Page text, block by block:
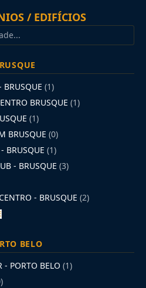
/ EDIFÍCIOS
(1)
BRUSQUE (1)
(1)
BRUSQUE (0)
BRUSQUE (1)
- BRUSQUE (3)
- BRUSQUE (2)
BELO
- PORTO BELO (1)